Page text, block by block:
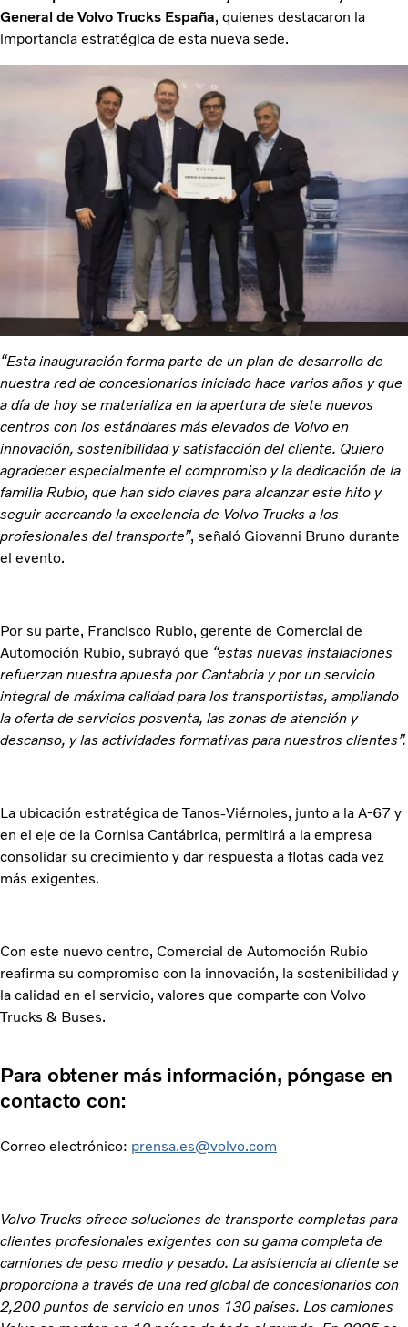
General de Volvo Trucks España, quienes destacaron la
importancia estratégica de esta nueva sede.
“Esta inauguración forma parte de un plan de desarrollo de
nuestra red de concesionarios iniciado hace varios años y que
a día de hoy se materializa en la apertura de siete nuevos
centros con los estándares más elevados de Volvo en
innovación, sostenibilidad y satisfacción del cliente. Quiero
agradecer especialmente el compromiso y la dedicación de la
familia Rubio, que han sido claves para alcanzar este hito y
seguir acercando la excelencia de Volvo Trucks a los
profesionales del transporte”, señaló Giovanni Bruno durante
el evento.
Por su parte, Francisco Rubio, gerente de Comercial de
Automoción Rubio, subrayó que “estas nuevas instalaciones
refuerzan nuestra apuesta por Cantabria y por un servicio
integral de máxima calidad para los transportistas, ampliando
la oferta de servicios posventa, las zonas de atención y
descanso, y las actividades formativas para nuestros clientes”.
La ubicación estratégica de Tanos-Viérnoles, junto a la A-67 y
en el eje de la Cornisa Cantábrica, permitirá a la empresa
consolidar su crecimiento y dar respuesta a flotas cada vez
más exigentes.
Con este nuevo centro, Comercial de Automoción Rubio
reafirma su compromiso con la innovación, la sostenibilidad y
la calidad en el servicio, valores que comparte con Volvo
Trucks & Buses.
Para obtener más información, póngase en
contacto con:
Correo electrónico: prensa.es@volvo.com
Volvo Trucks ofrece soluciones de transporte completas para
clientes profesionales exigentes con su gama completa de
camiones de peso medio y pesado. La asistencia al cliente se
proporciona a través de una red global de concesionarios con
2,200 puntos de servicio en unos 130 países. Los camiones